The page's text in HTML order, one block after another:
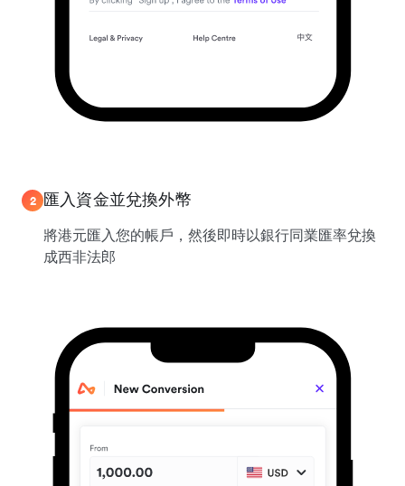
2 匯入資金並兌換外幣
將港元匯入您的帳戶，然後即時以銀行同業匯率兌換
成西非法郎